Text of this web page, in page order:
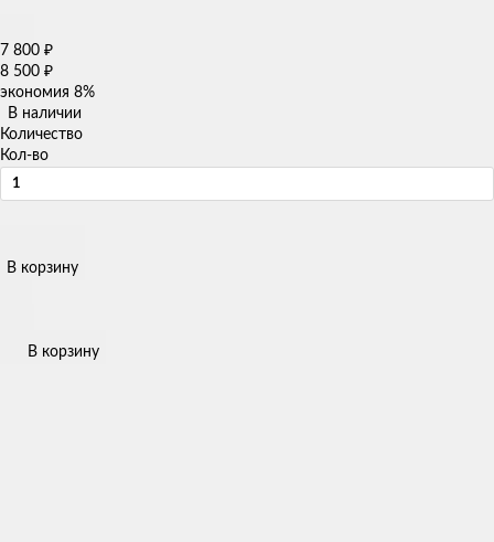
7 800 ₽
8 500 ₽
экономия 8%
В наличии
Количество
Кол-во
В корзину
В корзину